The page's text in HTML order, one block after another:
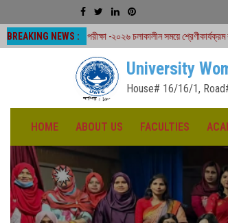
BREAKING NEWS :
-২০২৬ চলাকালীন সময়ে শ্রেণীকার্যক্রম বন্ধ H.S.C
University
House# 16/16/1,
HOME ABOUT US FACULTIES